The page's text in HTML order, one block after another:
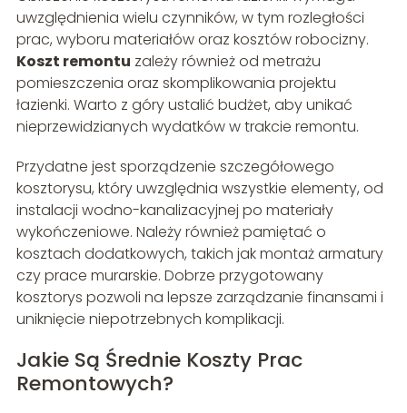
uwzględnienia wielu czynników, w tym rozległości
prac, wyboru materiałów oraz kosztów robocizny.
Koszt remontu zależy również od metrażu
pomieszczenia oraz skomplikowania projektu
łazienki. Warto z góry ustalić budżet, aby unikać
nieprzewidzianych wydatków w trakcie remontu.
Przydatne jest sporządzenie szczegółowego
kosztorysu, który uwzględnia wszystkie elementy, od
instalacji wodno-kanalizacyjnej po materiały
wykończeniowe. Należy również pamiętać o
kosztach dodatkowych, takich jak montaż armatury
czy prace murarskie. Dobrze przygotowany
kosztorys pozwoli na lepsze zarządzanie finansami i
uniknięcie niepotrzebnych komplikacji.
Jakie Są Średnie Koszty Prac
Remontowych?